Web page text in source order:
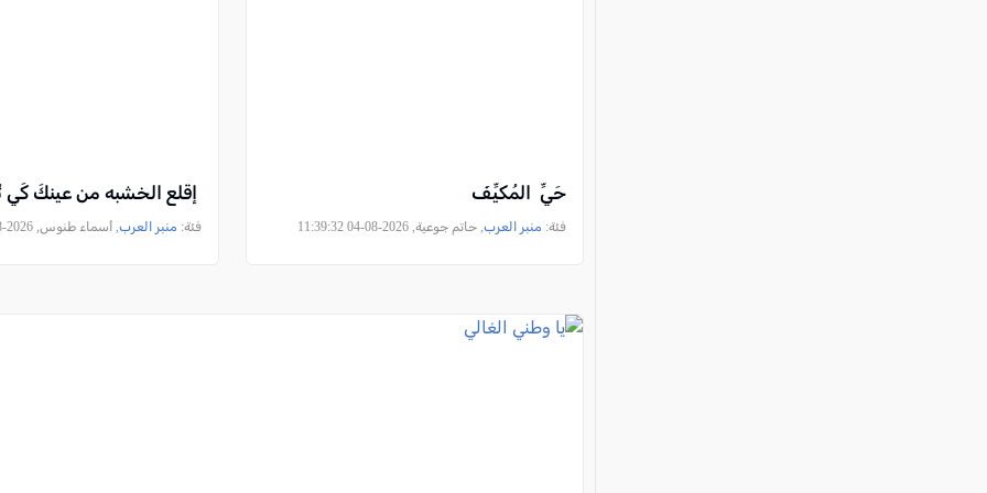
حَيِّ المُكيِّفَ
فئة: منبر العرب, حاتم جوعية, 2026-08-04 11:39:32
إقلع الخشبه من عينكَ كَي
فئة: منبر العرب, أسماء طنوس, 2026-08-04 10:04:48